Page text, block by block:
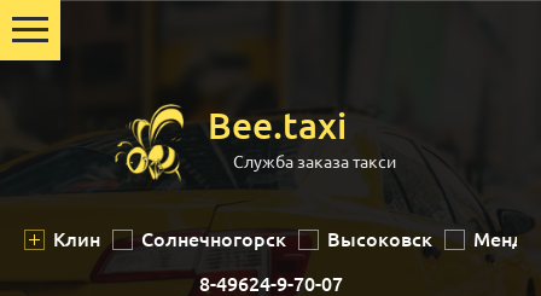
Bee.taxi
Служба заказа такси
Клин Солнечногорск Высоковск
8-49624-9-70-07